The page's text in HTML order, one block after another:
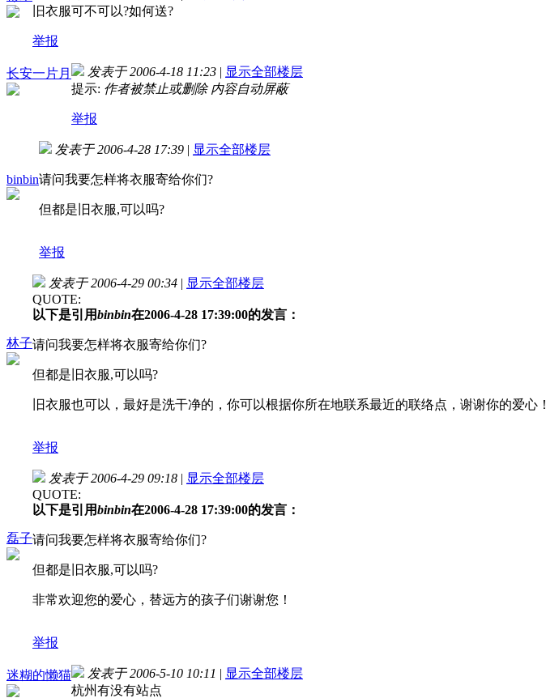
旧衣服可不可以?如何送?
举报
长安一片月 发表于 2006-4-18 11:23 | 显示全部楼层
提示: 作者被禁止或删除 内容自动屏蔽
举报
binbin
发表于 2006-4-28 17:39 | 显示全部楼层
请问我要怎样将衣服寄给你们?
但都是旧衣服,可以吗?
举报
林子
发表于 2006-4-29 00:34 | 显示全部楼层
QUOTE:
以下是引用binbin在2006-4-28 17:39:00的发言：
请问我要怎样将衣服寄给你们?
但都是旧衣服,可以吗?
旧衣服也可以，最好是洗干净的，你可以根据你所在地联系最近的联络点，谢谢你的爱心！
举报
磊子
发表于 2006-4-29 09:18 | 显示全部楼层
QUOTE:
以下是引用binbin在2006-4-28 17:39:00的发言：
请问我要怎样将衣服寄给你们?
但都是旧衣服,可以吗?
非常欢迎您的爱心，替远方的孩子们谢谢您！
举报
迷糊的懒猫 发表于 2006-5-10 10:11 | 显示全部楼层
杭州有没有站点